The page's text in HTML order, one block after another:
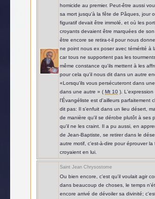
homicide au premier. Peut-être aussi
sa mort jusqu'à la fête de Pâques, jour
figuratif devait être immolé, et où les
croyants devaient être marquées de
être encore se retira-t-il pour nous
ne point nous ex poser avec témérité à
car tous ne supportent pas les
même constance qu'ils mettent à les
pour cela qu'il nous dit dans un autre
«Lorsqu'ils vous persécuteront dans
dans une autre » ( Mt 10 ).
l'Évangéliste est d'ailleurs parfaitement
dit pas: Il s'enfuit dans un lieu désert,
de manière qu'il se dérobe plutôt à ses
qu'il ne les craint. Il a pu aussi, en
de Jean-Baptiste, se retirer dans le
autre motif, c'est-à-dire pour éprouver la
croyaient en lui.
Saint Jean Chrysostome
Ou bien encore, c'est qu'il voulait agir
dans beaucoup de choses, le temps
encore arrivé de dévoiler sa divinité;